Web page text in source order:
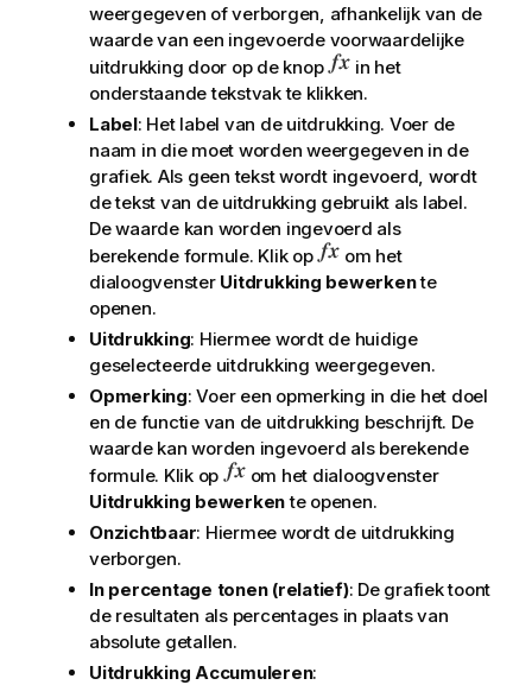
weergegeven of verborgen, afhankelijk van de
waarde van een ingevoerde voorwaardelijke
uitdrukking door op de knop
in het
onderstaande tekstvak te klikken.
Label: Het label van de uitdrukking. Voer de
naam in die moet worden weergegeven in de
grafiek. Als geen tekst wordt ingevoerd, wordt
de tekst van de uitdrukking gebruikt als label.
De waarde kan worden ingevoerd als
berekende formule. Klik op
om het
dialoogvenster Uitdrukking bewerkente
openen.
Uitdrukking: Hiermee wordt de huidige
geselecteerde uitdrukking weergegeven.
Opmerking: Voer een opmerking in die het doel
en de functie van de uitdrukking beschrijft. De
waarde kan worden ingevoerd als berekende
formule. Klik op
om het dialoogvenster
Uitdrukking bewerkente openen.
Onzichtbaar: Hiermee wordt de uitdrukking
verborgen.
In percentage tonen (relatief): De grafiek toont
de resultaten als percentages in plaats van
absolute getallen.
Uitdrukking Accumuleren: